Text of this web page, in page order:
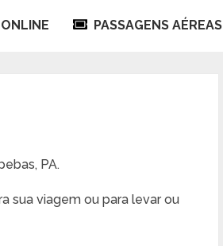
PASSAGENS AÉREAS
PA.
sua viagem ou para levar ou